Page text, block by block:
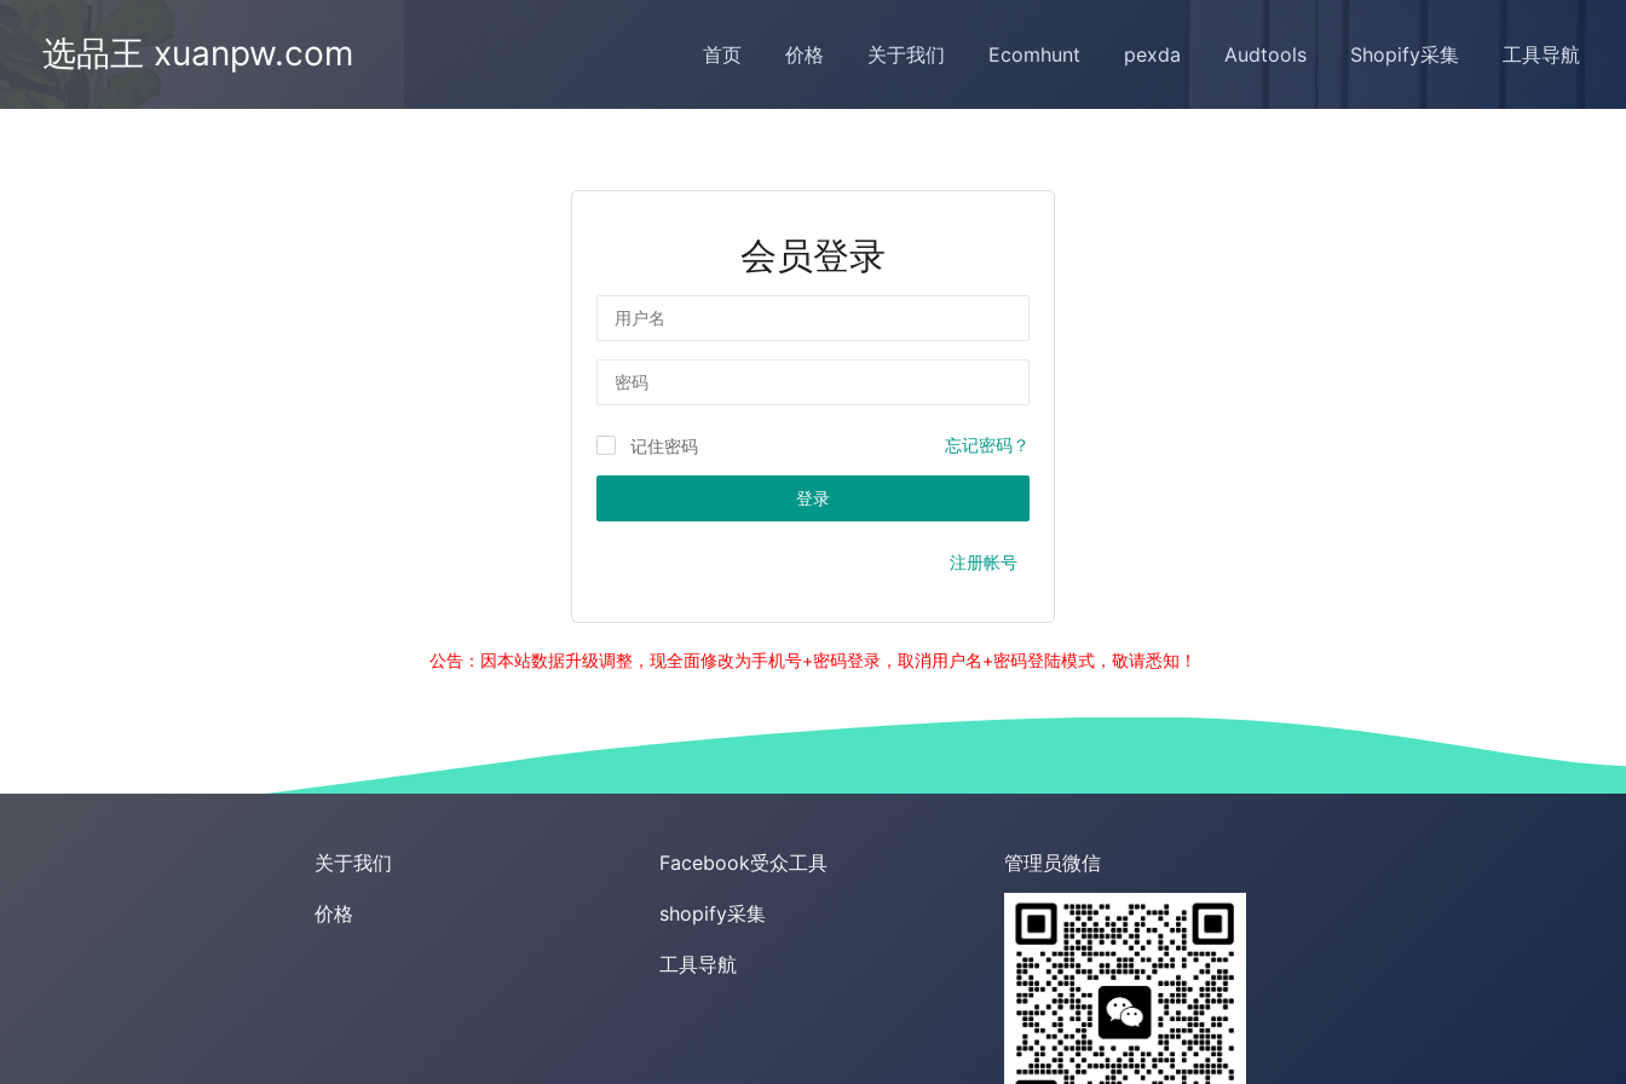
选品王 xuanpw.com 首页 价格 关于我们 Ecomhunt pexda Audtools Shopify采集 工具导航
会员登录
用户名
密码
记住密码 忘记密码？
登录
注册帐号
公告：因本站数据升级调整，现全面修改为手机号+密码登录，取消用户名+密码登陆模式，敬请悉知！
关于我们
价格
Facebook受众工具
shopify采集
工具导航
管理员微信